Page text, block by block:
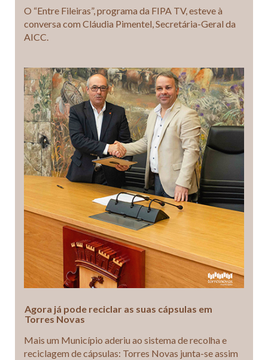
O “Entre Fileiras”, programa da FIPA TV, esteve à
conversa com Cláudia Pimentel, Secretária-Geral da
AICC.
Agora já pode reciclar as suas cápsulas em
Torres Novas
Mais um Município aderiu ao sistema de recolha e
reciclagem de cápsulas: Torres Novas junta-se assim